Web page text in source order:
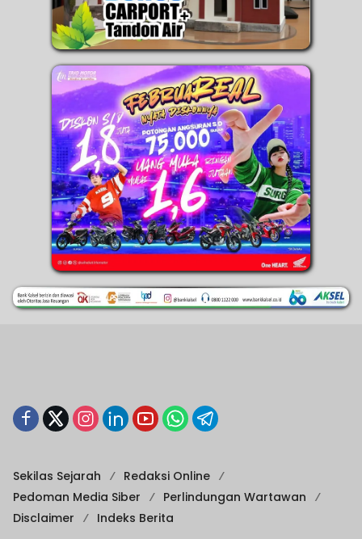
Sekilas Sejarah
Redaksi Online
Pedoman Media Siber
Perlindungan Wartawan
Disclaimer
Indeks Berita